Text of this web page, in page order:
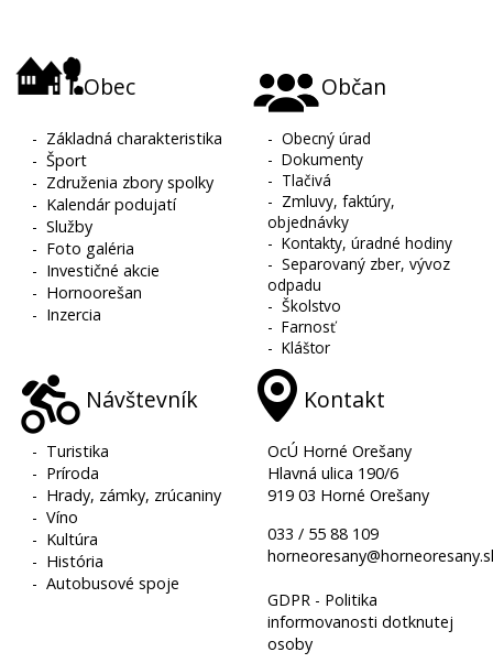
Obec
- Základná charakteristika
-Šport
- Združenia zbory spolky
- Kalendár podujatí
-Služby
- Foto galéria
- Investičné akcie
- Hornoorešan
- Inzercia
Občan
-Obecný úrad
-Dokumenty
- Tlačivá
- Zmluvy, faktúry,
objednávky
-Kontakty, úradné hodiny
-Separovaný zber, vývoz
odpadu
-Školstvo
-Farnosť
-Kláštor
Návštevník
- Turistika
- Príroda
- Hrady, zámky, zrúcaniny
-Víno
- Kultúra
- História
-Autobusové spoje
Kontakt
OcÚ Horné Orešany
Hlavná ulica 190/6
919 03 Horné Orešany
033 / 55 88 109
GDPR - Politika
informovanosti dotknutej
osoby